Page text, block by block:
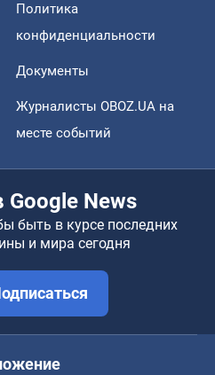
Политика
конфиденциальности
Документы
Журналисты OBOZ.UA на
месте событий
Google News
быть в курсе последних
и мира сегодня